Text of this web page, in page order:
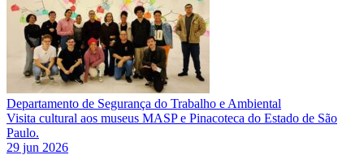
Departamento de Segurança do Trabalho e Ambiental
Visita cultural aos museus MASP e Pinacoteca do Estado de São
Paulo.
29 jun 2026